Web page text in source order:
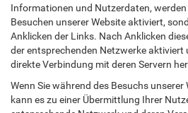
Informationen und Nutzerdaten,
Besuchen unserer Website aktiviert,
Anklicken der Links. Nach Anklicken
der entsprechenden Netzwerke aktiviert
direkte Verbindung mit deren Servern
Wenn Sie während des Besuchs unserer
kann es zu einer Übermittlung Ihrer